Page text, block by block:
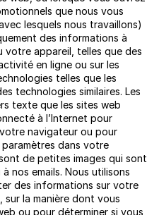
que nous vous
lesquels nous travaillons)
des informations à
appareil, telles que des
en ligne ou sur les
telles que les
technologies similaires. Les
texte que les sites web
à l’Internet pour
navigateur ou pour
dans votre
de petites images qui sont
nos emails. Nous utilisons
des informations sur votre
la manière dont vous
ou pour déterminer si vous